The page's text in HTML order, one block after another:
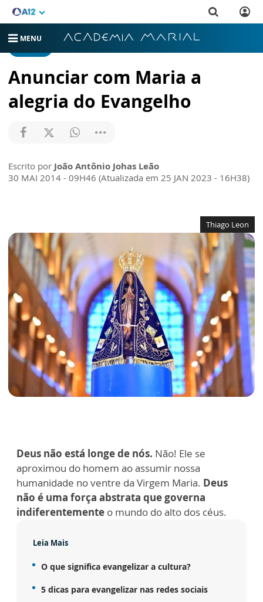
MENU
Anunciar com Maria a
alegria do Evangelho
Escrito por João Antônio Johas Leão
30 MAI 2014 - 09H46 (Atualizada em 25 JAN 2023 - 16H38)
Thiago Leon
Deus não está longe de nós. Não! Ele se
aproximou do homem ao assumir nossa
humanidade no ventre da Virgem Maria. Deus
não é uma força abstrata que governa
indiferentemente o mundo do alto dos céus.
Leia Mais
O que significa evangelizar a cultura?
5 dicas para evangelizar nas redes sociais